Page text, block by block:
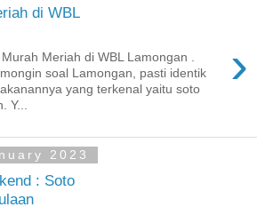
di WBL
›
Meriah di WBL Lamongan .
soal Lamongan, pasti identik
yang terkenal yaitu soto
Y...
2023
: Soto